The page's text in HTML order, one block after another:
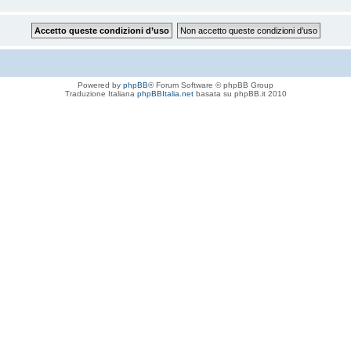
Powered by phpBB® Forum Software © phpBB Group
Traduzione Italiana phpBBItalia.netbasata su phpBB.it 2010